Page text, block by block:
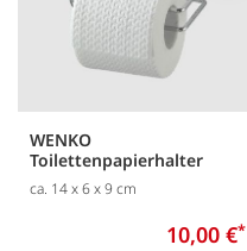
WENKO
Toilettenpapierhalter
ca. 14 x 6 x 9 cm
10,00 €*